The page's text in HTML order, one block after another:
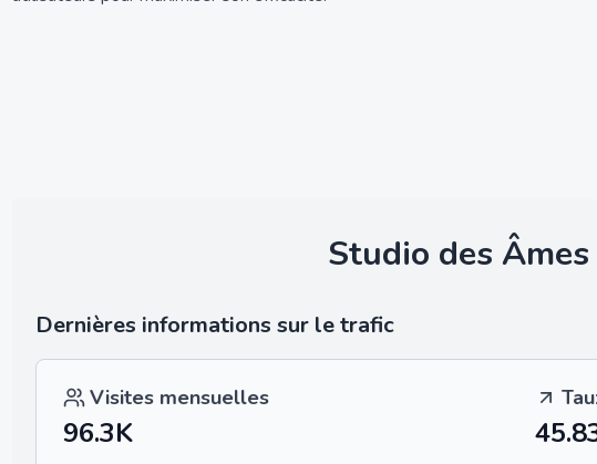
Studio des Âmes
Dernières informations sur le trafic
Visites mensuelles
96.3K